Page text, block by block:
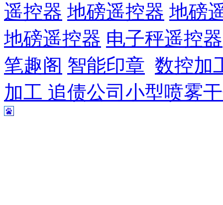
遥控器 地磅遥控器 地磅
地磅遥控器 电子秤遥控器
笔趣阁 智能印章 数控加
加工 追债公司 小型喷雾